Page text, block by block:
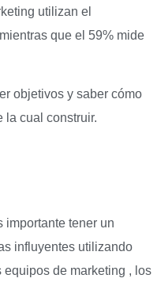
utilizan el
que el 59% mide
objetivos y saber cómo
la cual construir.
importante tener un
influyentes utilizando
de marketing , los